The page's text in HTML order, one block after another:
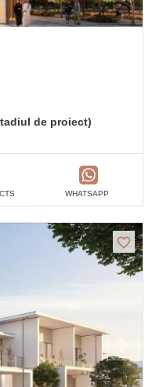
de proiect)
WHATSAPP